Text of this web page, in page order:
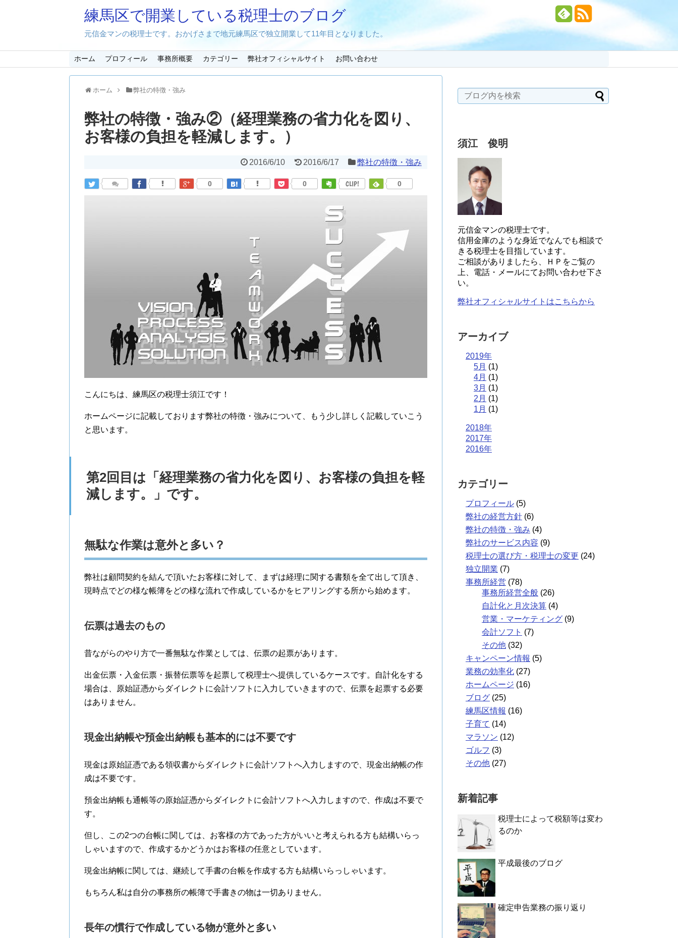
練馬区で開業している税理士のブログ
元信金マンの税理士です。おかげさまで地元練馬区で独立開業して11年目となりました。
ホーム プロフィール 事務所概要 カテゴリー 弊社オフィシャルサイト お問い合わせ
ホーム 弊社の特徴・強み
弊社の特徴・強み②（経理業務の省力化を図り、
お客様の負担を軽減します。）
2016/6/10 2016/6/17 弊社の特徴・強み
0 0 CLIP! 0
こんにちは、練馬区の税理士須江です！
ホームページに記載しております弊社の特徴・強みについて、もう少し詳しく記載していこう
と思います。
第2回目は「経理業務の省力化を図り、お客様の負担を軽
減します。」です。
無駄な作業は意外と多い？
弊社は顧問契約を結んで頂いたお客様に対して、まずは経理に関する書類を全て出して頂き、
現時点でどの様な帳簿をどの様な流れで作成しているかをヒアリングする所から始めます。
伝票は過去のもの
昔ながらのやり方で一番無駄な作業としては、伝票の起票があります。
出金伝票・入金伝票・振替伝票等を起票して税理士へ提供しているケースです。自計化をする
場合は、原始証憑からダイレクトに会計ソフトに入力していきますので、伝票を起票する必要
はありません。
現金出納帳や預金出納帳も基本的には不要です
現金は原始証憑である領収書からダイレクトに会計ソフトへ入力しますので、現金出納帳の作
成は不要です。
預金出納帳も通帳等の原始証憑からダイレクトに会計ソフトへ入力しますので、作成は不要で
す。
但し、この2つの台帳に関しては、お客様の方であった方がいいと考えられる方も結構いらっ
しゃいますので、作成するかどうかはお客様の任意としています。
現金出納帳に関しては、継続して手書の台帳を作成する方も結構いらっしゃいます。
もちろん私は自分の事務所の帳簿で手書きの物は一切ありません。
長年の慣行で作成している物が意外と多い
須江 俊明
元信金マンの税理士です。
信用金庫のような身近でなんでも相談で
きる税理士を目指しています。
ご相談がありましたら、ＨＰをご覧の
上、電話・メールにてお問い合わせ下さ
い。
弊社オフィシャルサイトはこちらから
アーカイブ
2019年
5月 (1)
4月 (1)
3月 (1)
2月 (1)
1月 (1)
2018年
2017年
2016年
カテゴリー
プロフィール (5)
弊社の経営方針 (6)
弊社の特徴・強み (4)
弊社のサービス内容 (9)
税理士の選び方・税理士の変更 (24)
独立開業 (7)
事務所経営 (78)
事務所経営全般 (26)
自計化と月次決算 (4)
営業・マーケティング (9)
会計ソフト (7)
その他 (32)
キャンペーン情報 (5)
業務の効率化 (27)
ホームページ (16)
ブログ (25)
練馬区情報 (16)
子育て (14)
マラソン (12)
ゴルフ (3)
その他 (27)
新着記事
税理士によって税額等は変わ
るのか
平成最後のブログ
確定申告業務の振り返り